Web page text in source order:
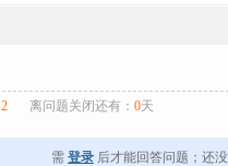
2 离问题关闭还有： 0天
需 登录 后才能回答问题；还